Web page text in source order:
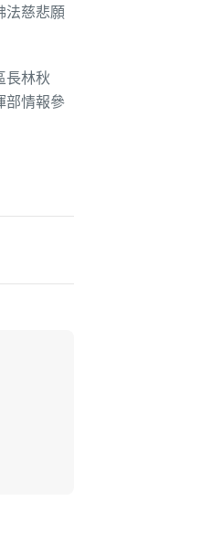
法慈悲願
長林秋
部情報參